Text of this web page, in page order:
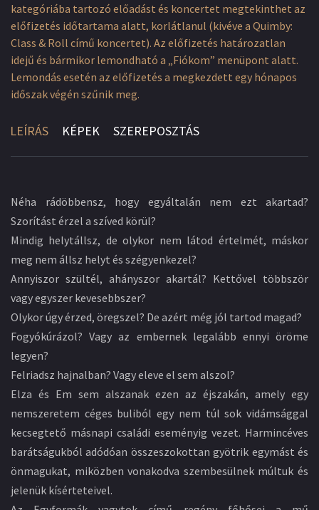
kategóriába tartozó előadást és koncertet megtekinthet az
előfizetés időtartama alatt, korlátlanul (kivéve a Quimby:
Class & Roll című koncertet). Az előfizetés határozatlan
idejű és bármikor lemondható a „Fiókom” menüpont alatt.
Lemondás esetén az előfizetés a megkezdett egy hónapos
időszak végén szűnik meg.
LEÍRÁS KÉPEK SZEREPOSZTÁS
Néha rádöbbensz, hogy egyáltalán nem ezt akartad?
Szorítást érzel a szíved körül?
Mindig helytállsz, de olykor nem látod értelmét, máskor
meg nem állsz helyt és szégyenkezel?
Annyiszor szültél, ahányszor akartál? Kettővel többször
vagy egyszer kevesebbszer?
Olykor úgy érzed, öregszel? De azért még jól tartod magad?
Fogyókúrázol? Vagy az embernek legalább ennyi öröme
legyen?
Felriadsz hajnalban? Vagy eleve el sem alszol?
Elza és Em sem alszanak ezen az éjszakán, amely egy
nemszeretem céges buliból egy nem túl sok vidámsággal
kecsegtető másnapi családi eseményig vezet. Harmincéves
barátságukból adódóan összeszokottan gyötrik egymást és
önmagukat, miközben vonakodva szembesülnek múltuk és
jelenük kísérteteivel.